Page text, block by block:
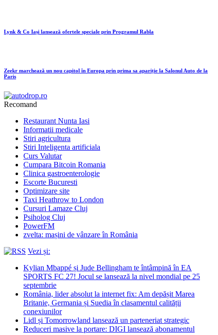
Lynk & Co Iași lansează ofertele speciale prin Programul Rabla
Zeekr marchează un nou capitol în Europa prin prima sa apariție la Salonul Auto de la
Paris
Recomand
Restaurant Nunta Iasi
Informatii medicale
Stiri agricultura
Stiri Inteligenta artificiala
Curs Valutar
Cumpara Bitcoin Romania
Clinica gastroenterologie
Escorte Bucuresti
Optimizare site
Taxi Heathrow to London
Cursuri Lamaze Cluj
Psiholog Cluj
PowerFM
zvelta: mașini de vânzare în România
Vezi și:
Kylian Mbappé și Jude Bellingham te întâmpină în EA
SPORTS FC 27! Jocul se lansează la nivel mondial pe 25
septembrie
România, lider absolut la internet fix: Am depășit Marea
Britanie, Germania și Suedia în clasamentul calității
conexiunilor
Lidl și Tomorrowland lansează un parteneriat strategic
Reduceri masive la portare: DIGI lansează abonamentul